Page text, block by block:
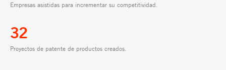
Empresas asistidas para incrementar su competitividad.
32
Proyectos de patente de productos creados.